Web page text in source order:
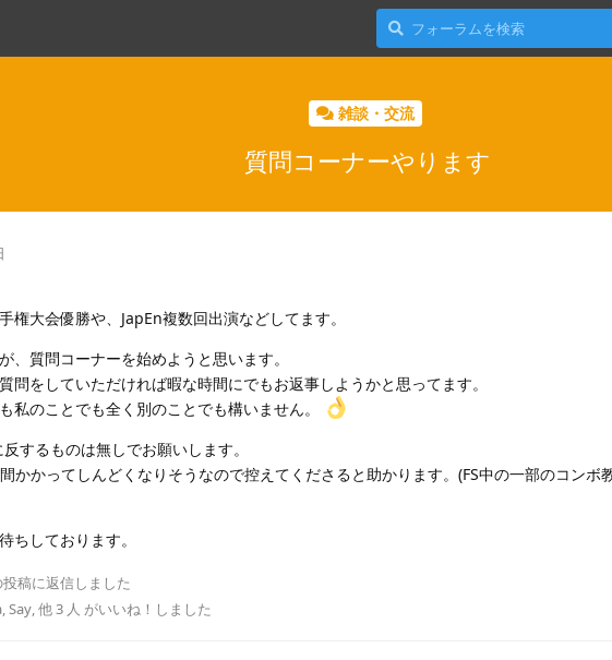
雑談・交流
質問コーナーやります
権大会優勝や、JapEn複数回出演などしてます。
、質問コーナーを始めようと思います。
問をしていただければ暇な時間にでもお返事しようかと思ってます。
私のことでも全く別のことでも構いません。
するものは無しでお願いします。
かかってしんどくなりそうなので控えてくださると助かります。(FS中の一部のコンボ
ちしております。
稿に返信しました
,Say,他3 人 がいいね！しました